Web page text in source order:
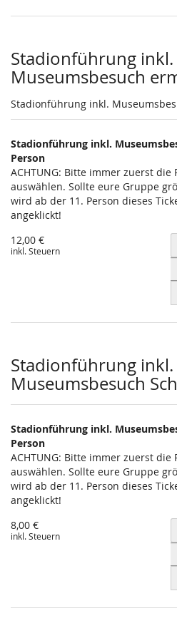
Stadionführung inkl.
Museumsbesuch
Stadionführung inkl.
Stadionführung inkl.
Person
ACHTUNG: Bitte immer zuerst die
auswählen. Sollte eure Gruppe
wird ab der 11. Person dieses
angeklickt!
12,00 €
inkl. Steuern
Stadionführung inkl.
Museumsbesuch
Stadionführung inkl.
Person
ACHTUNG: Bitte immer zuerst die
auswählen. Sollte eure Gruppe
wird ab der 11. Person dieses
angeklickt!
8,00 €
inkl. Steuern